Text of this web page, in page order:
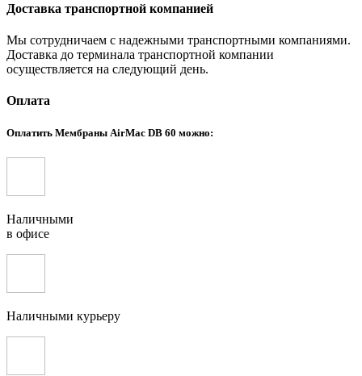
Доставка транспортной компанией
Мы сотрудничаем с надежными транспортными компаниями.
Доставка до терминала транспортной компании
осуществляется на следующий день.
Оплата
Оплатить Мембраны AirMac DB 60 можно:
Наличными
в офисе
Наличными курьеру